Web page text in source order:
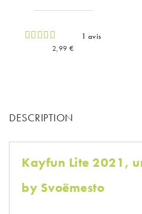
1 avis
Prix
2,99 €
DESCRIPTION
Kayfun Lite 2021,
by Svoëmesto